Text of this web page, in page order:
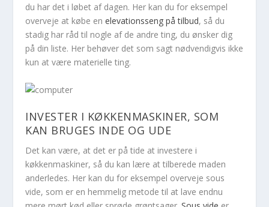
du har det i løbet af dagen. Her kan du for eksempel
overveje at købe enelevationsseng på tilbud, så du
stadig har råd til nogle af de andre ting, du ønsker dig
på din liste. Her behøver det som sagt nødvendigvis ikke
kun at være materielle ting.
INVESTER I KØKKENMASKINER, SOM
KAN BRUGES INDE OG UDE
Det kan være, at det er på tide at investere i
køkkenmaskiner, så du kan lære at tilberede maden
anderledes. Her kan du for eksempel overveje sous
vide, som er en hemmelig metode til at lave endnu